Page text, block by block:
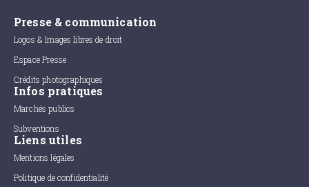
Presse & communication
Logos & Images libres de droit
Espace Presse
Crédits photographiques
Infos pratiques
Marchés publics
Subventions
Liens utiles
Mentions légales
Politique de confidentialité